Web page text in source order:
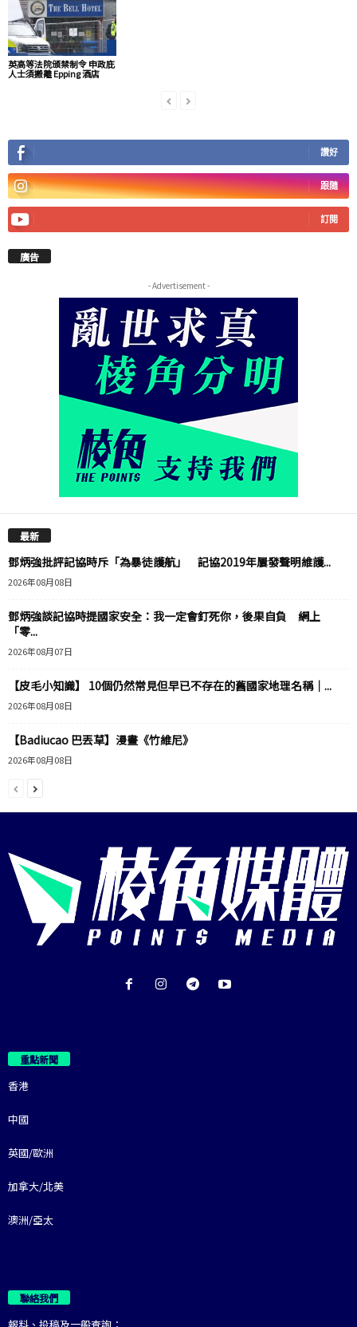
英高等法院頒禁制令 申政庇
人士須搬離 Epping 酒店
讚好
跟隨
訂閱
廣告
- Advertisement -
最新
鄧炳強批評記協時斥「為暴徒護航」 記協2019年屢發聲明維護...
2026年08月08日
鄧炳強談記協時提國家安全：我一定會釘死你，後果自負 網上
「零...
2026年08月07日
【皮毛小知識】 10個仍然常見但早已不存在的舊國家地理名稱｜...
2026年08月08日
【Badiucao 巴丟草】漫畫《竹維尼》
2026年08月08日
重點新聞
香港
中國
英國/歐洲
加拿大/北美
澳洲/亞太
聯絡我們